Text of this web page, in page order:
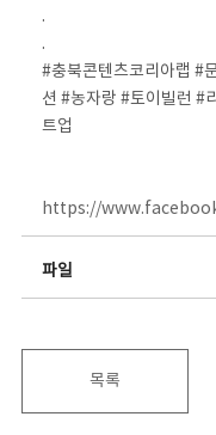
.
.
#충북콘텐츠코리아랩 #
션 #농자랑 #토이빌런 #
트업
https://
파일
목록